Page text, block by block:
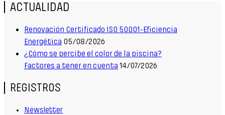
ACTUALIDAD
Renovación Certificado ISO 50001-Eficiencia
Energética 05/08/2026
¿Cómo se percibe el color de la piscina?
Factores a tener en cuenta 14/07/2026
REGISTROS
Newsletter